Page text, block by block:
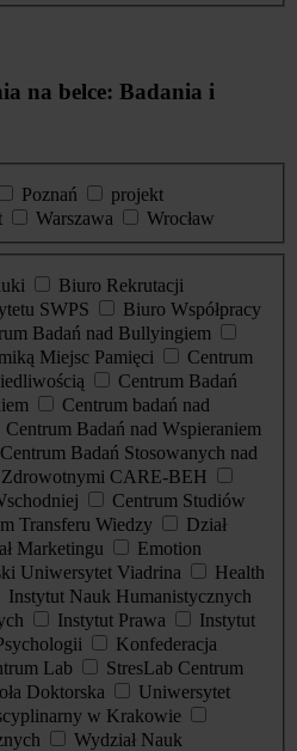
na belce: Badania i
Poznań
projekt
Warszawa
Wrocław
Biuro Rekrutacji
SWPS
Biuro Współpracy
Badań nad Bullyingiem
Miejsc Pamięci
Centrum
Centrum Badań
Centrum badań nad
Centrum Badań nad Wspieraniem
Centrum Badań Stosowanych nad
CARE-BEH
Centrum Studiów
Transferu Wiedzy
Dział
Marketingu
Emotion
Uniwersytet Viadrina
Health
Instytut Nauk Humanistycznych
Instytut Prawa
Instytut
Konfederacja
Lab
StresLab Centrum
Doktorska
Uniwersytet
w Krakowie
Wydział Nauk